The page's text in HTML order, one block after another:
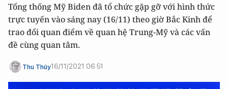
Tổng thống Mỹ Biden đã tổ chức gặp gỡ với hình thức
trực tuyến vào sáng nay (16/11) theo giờ Bắc Kinh để
trao đổi quan điểm về quan hệ Trung-Mỹ và các vấn
đề cùng quan tâm.
Thu Thủy16/11/2021 06:51